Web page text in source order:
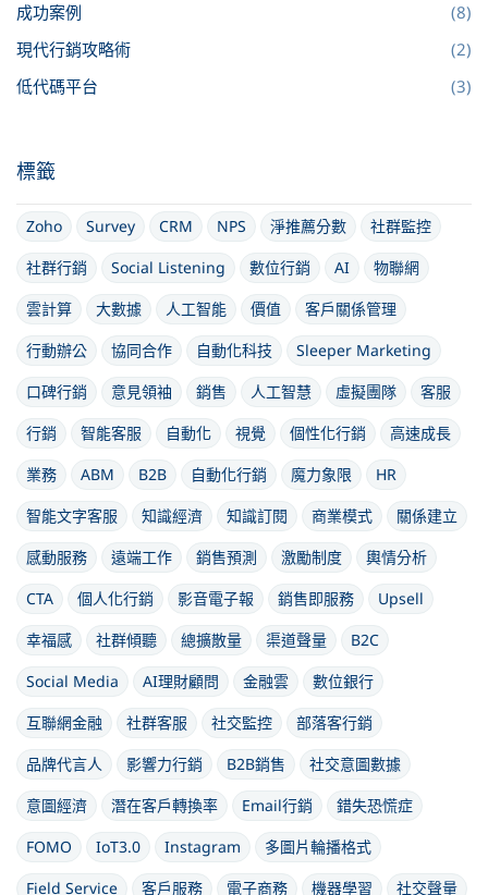
成功案例
(8)
現代行銷攻略術
(2)
低代碼平台
(3)
標籤
Zoho Survey CRM NPS 淨推薦分數
社群監控
社群行銷
Social Listening 數位行銷 AI
物聯網
雲計算
大數據 人工智能 價值
客戶關係管理
行動辦公
協同合作 自動化科技
Sleeper Marketing
口碑行銷
意見領袖 銷售 人工智慧 虛擬團隊
客服
行銷
智能客服 自動化 視覺 個性化行銷
高速成長
業務
ABM B2B 自動化行銷 魔力象限
HR
智能文字客服
知識經濟 知識訂閱 商業模式
關係建立
感動服務
遠端工作 銷售預測 激勵制度
輿情分析
CTA
個人化行銷 影音電子報 銷售即服務
Upsell
幸福感
社群傾聽 總擴散量 渠道聲量
B2C
Social Media
AI理財顧問 金融雲
數位銀行
互聯網金融
社群客服 社交監控
部落客行銷
品牌代言人
影響力行銷 B2B銷售
社交意圖數據
意圖經濟
潛在客戶轉換率 Email行銷
錯失恐慌症
FOMO
IoT3.0 Instagram
多圖片輪播格式
Field Service
客戶服務 電子商務 機器學習 社交聲量